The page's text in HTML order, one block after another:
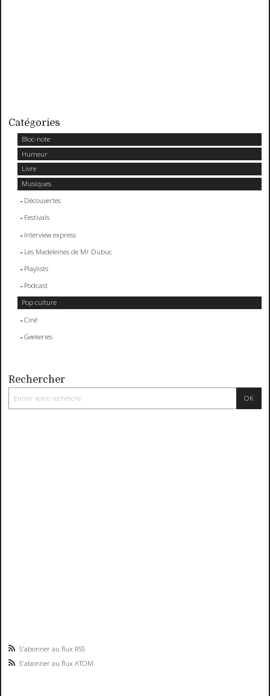
Catégories
Bloc-note
Humeur
Livre
Musiques
Découvertes
Festivals
Interview express
Les Madeleines de Mr Dubuc
Playlists
Podcast
Pop culture
Ciné
Geekeries
Rechercher
S'abonner au flux RSS
S'abonner au flux ATOM